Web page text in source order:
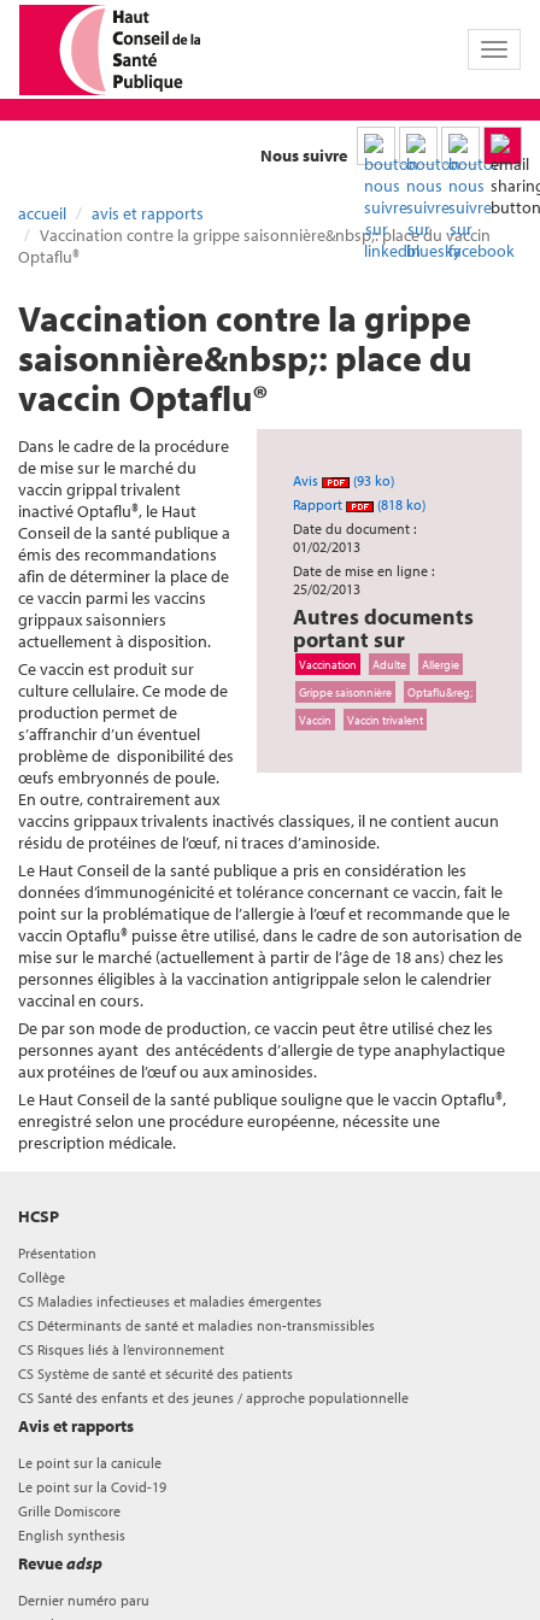
Toggle
Nous suivre
accueil
avis et rapports
Vaccination contre la grippe saisonnière&nbsp;: place du vaccin
Optaflu®
Vaccination contre la grippe
saisonnière&nbsp;: place du
vaccin Optaflu®
Avis
(93 ko)
Rapport
(818 ko)
Date du document :
01/02/2013
Date de mise en ligne :
25/02/2013
Autres documents
portant sur
Vaccination Adulte
Allergie
Grippe saisonnière
Optaflu&reg;
Vaccin
Vaccin trivalent
Dans le cadre de la procédure
de mise sur le marché du
vaccin grippal trivalent
inactivé Optaflu®, le Haut
Conseil de la santé publique a
émis des recommandations
afin de déterminer la place de
ce vaccin parmi les vaccins
grippaux saisonniers
actuellement à disposition.
Ce vaccin est produit sur
culture cellulaire. Ce mode de
production permet de
s’affranchir d’un éventuel
problème de disponibilité des
œufs embryonnés de poule.
En outre, contrairement aux
vaccins grippaux trivalents inactivés classiques, il ne contient aucun
résidu de protéines de l’œuf, ni traces d’aminoside.
Le Haut Conseil de la santé publique a pris en considération les
données d’immunogénicité et tolérance concernant ce vaccin, fait le
point sur la problématique de l’allergie à l’œuf et recommande que le
vaccin Optaflu® puisse être utilisé, dans le cadre de son autorisation de
mise sur le marché (actuellement à partir de l’âge de 18 ans) chez les
personnes éligibles à la vaccination antigrippale selon le calendrier
vaccinal en cours.
De par son mode de production, ce vaccin peut être utilisé chez les
personnes ayant des antécédents d’allergie de type anaphylactique
aux protéines de l’œuf ou aux aminosides.
Le Haut Conseil de la santé publique souligne que le vaccin Optaflu®,
enregistré selon une procédure européenne, nécessite une
prescription médicale.
HCSP
Présentation
Collège
CS Maladies infectieuses et maladies émergentes
CS Déterminants de santé et maladies non-transmissibles
CS Risques liés à l’environnement
CS Système de santé et sécurité des patients
CS Santé des enfants et des jeunes / approche populationnelle
Avis et rapports
Le point sur la canicule
Le point sur la Covid-19
Grille Domiscore
English synthesis
Revueadsp
Dernier numéro paru